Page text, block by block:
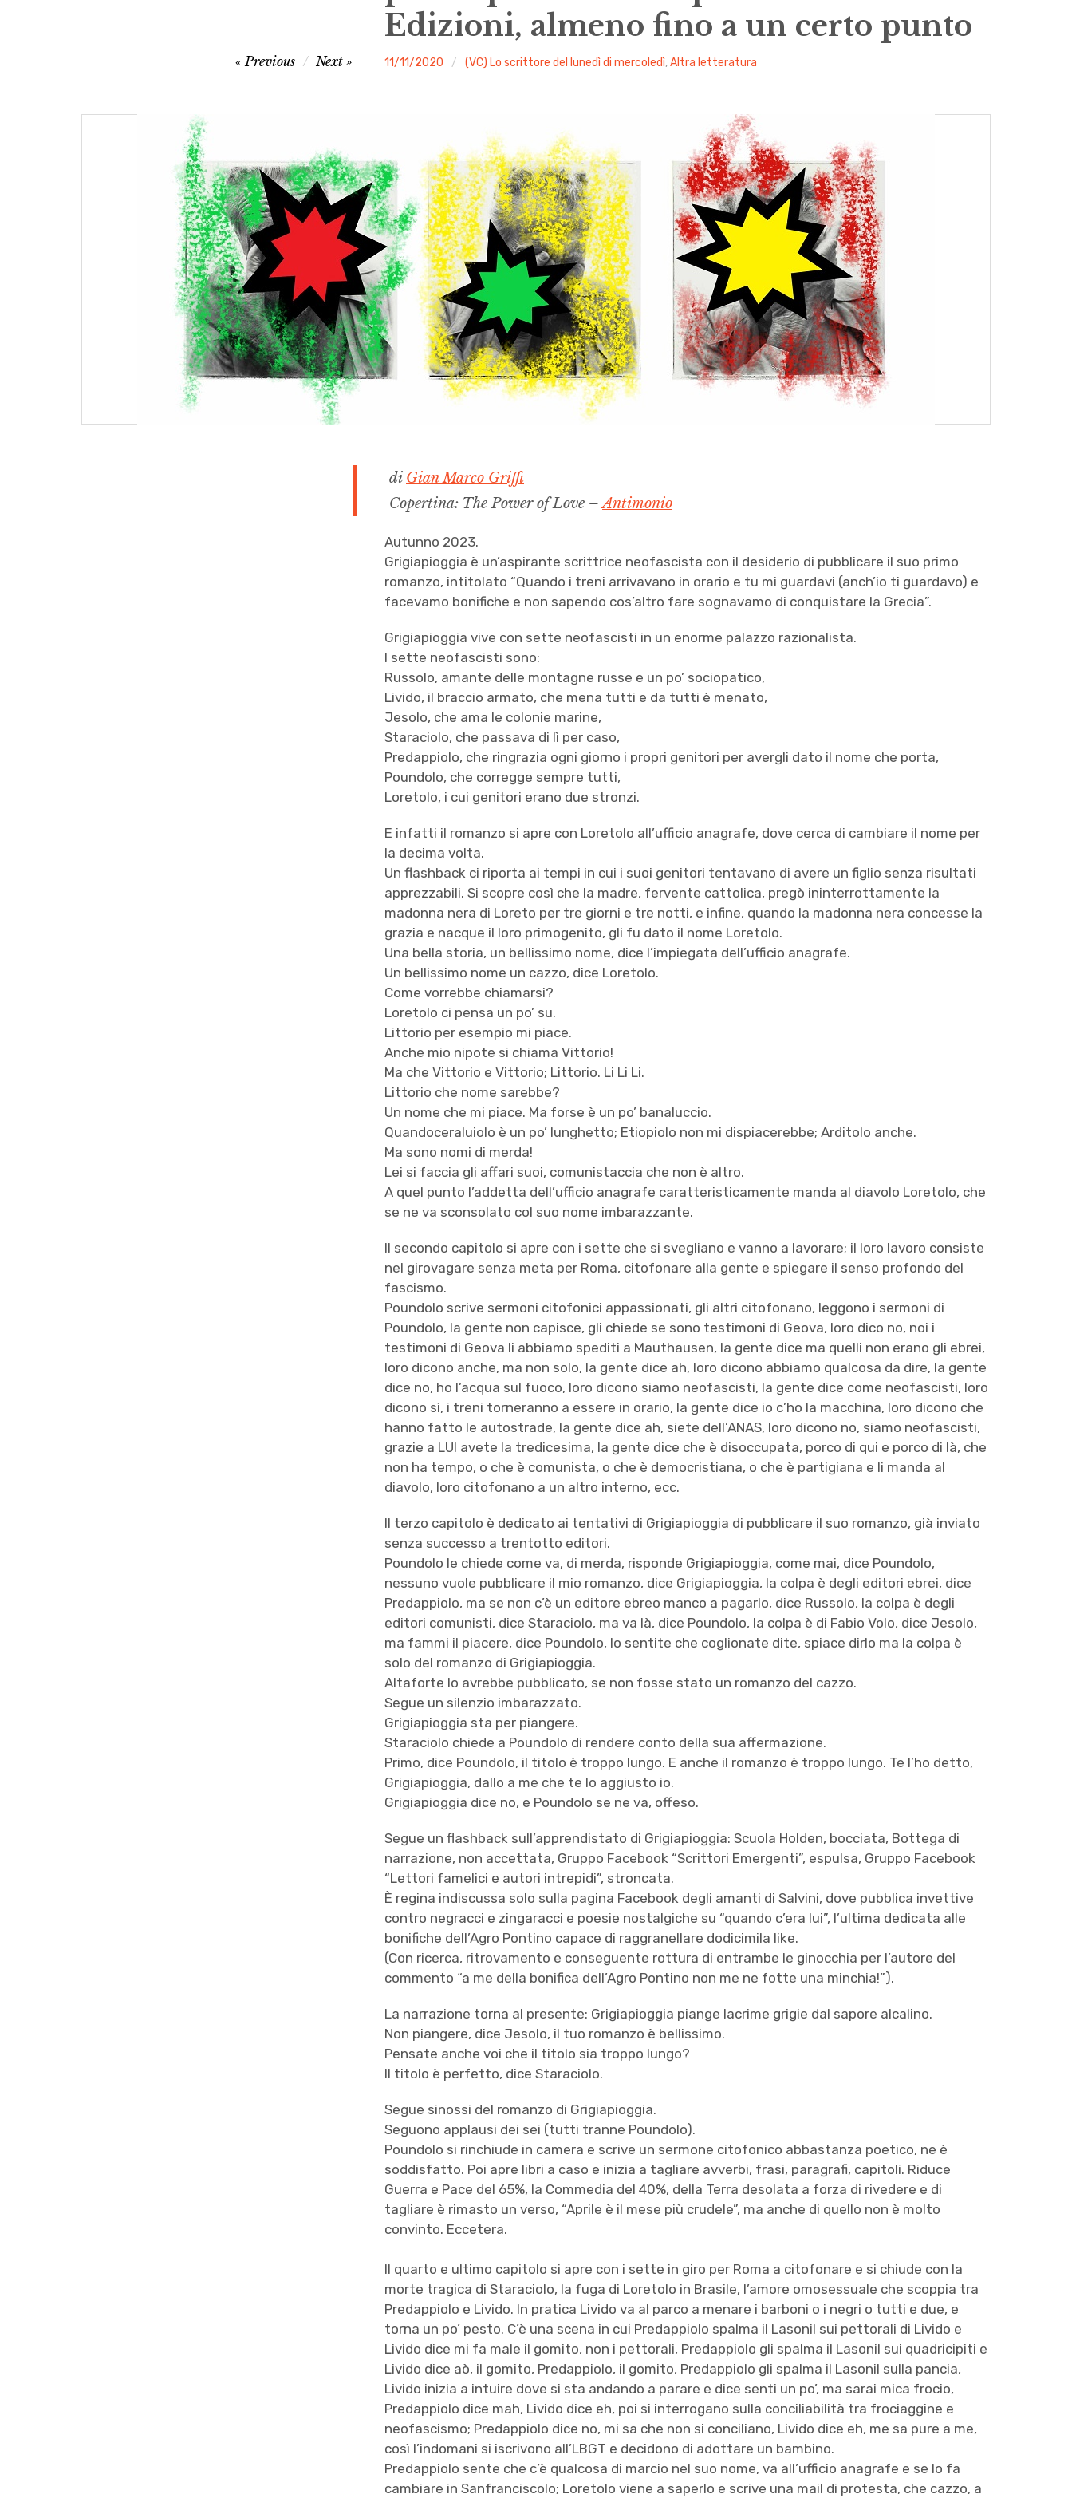
Edizioni, almeno fino a un certo punto
malgrado
11/11/2020 (VC) Lo scrittore del lunedì di mercoledì,Altra letteratura
Previous Next
di Gian Marco Griffi
Copertina: The Power of Love –Antimonio
Autunno 2023.
Grigiapioggia è un’aspirante scrittrice neofascista con il desiderio di pubblicare il suo primo
romanzo, intitolato “Quando i treni arrivavano in orario e tu mi guardavi (anch’io ti guardavo) e
facevamo bonifiche e non sapendo cos’altro fare sognavamo di conquistare la Grecia”.
Grigiapioggia vive con sette neofascisti in un enorme palazzo razionalista.
I sette neofascisti sono:
Russolo, amante delle montagne russe e un po’ sociopatico,
Livido, il braccio armato, che mena tutti e da tutti è menato,
Jesolo, che ama le colonie marine,
Staraciolo, che passava di lì per caso,
Predappiolo, che ringrazia ogni giorno i propri genitori per avergli dato il nome che porta,
Poundolo, che corregge sempre tutti,
Loretolo, i cui genitori erano due stronzi.
E infatti il romanzo si apre con Loretolo all’ufficio anagrafe, dove cerca di cambiare il nome per
la decima volta.
Un flashback ci riporta ai tempi in cui i suoi genitori tentavano di avere un figlio senza risultati
apprezzabili. Si scopre così che la madre, fervente cattolica, pregò ininterrottamente la
madonna nera di Loreto per tre giorni e tre notti, e infine, quando la madonna nera concesse la
grazia e nacque il loro primogenito, gli fu dato il nome Loretolo.
Una bella storia, un bellissimo nome, dice l’impiegata dell’ufficio anagrafe.
Un bellissimo nome un cazzo, dice Loretolo.
Come vorrebbe chiamarsi?
Loretolo ci pensa un po’ su.
Littorio per esempio mi piace.
Anche mio nipote si chiama Vittorio!
Ma che Vittorio e Vittorio; Littorio. Li Li Li.
Littorio che nome sarebbe?
Un nome che mi piace. Ma forse è un po’ banaluccio.
Quandoceraluiolo è un po’ lunghetto; Etiopiolo non mi dispiacerebbe; Arditolo anche.
Ma sono nomi di merda!
Lei si faccia gli affari suoi, comunistaccia che non è altro.
A quel punto l’addetta dell’ufficio anagrafe caratteristicamente manda al diavolo Loretolo, che
se ne va sconsolato col suo nome imbarazzante.
Il secondo capitolo si apre con i sette che si svegliano e vanno a lavorare; il loro lavoro consiste
nel girovagare senza meta per Roma, citofonare alla gente e spiegare il senso profondo del
fascismo.
Poundolo scrive sermoni citofonici appassionati, gli altri citofonano, leggono i sermoni di
Poundolo, la gente non capisce, gli chiede se sono testimoni di Geova, loro dico no, noi i
testimoni di Geova li abbiamo spediti a Mauthausen, la gente dice ma quelli non erano gli ebrei,
loro dicono anche, ma non solo, la gente dice ah, loro dicono abbiamo qualcosa da dire, la gente
dice no, ho l’acqua sul fuoco, loro dicono siamo neofascisti, la gente dice come neofascisti, loro
dicono sì, i treni torneranno a essere in orario, la gente dice io c’ho la macchina, loro dicono che
hanno fatto le autostrade, la gente dice ah, siete dell’ANAS, loro dicono no, siamo neofascisti,
grazie a LUI avete la tredicesima, la gente dice che è disoccupata, porco di qui e porco di là, che
non ha tempo, o che è comunista, o che è democristiana, o che è partigiana e li manda al
diavolo, loro citofonano a un altro interno, ecc.
Il terzo capitolo è dedicato ai tentativi di Grigiapioggia di pubblicare il suo romanzo, già inviato
senza successo a trentotto editori.
Poundolo le chiede come va, di merda, risponde Grigiapioggia, come mai, dice Poundolo,
nessuno vuole pubblicare il mio romanzo, dice Grigiapioggia, la colpa è degli editori ebrei, dice
Predappiolo, ma se non c’è un editore ebreo manco a pagarlo, dice Russolo, la colpa è degli
editori comunisti, dice Staraciolo, ma va là, dice Poundolo, la colpa è di Fabio Volo, dice Jesolo,
ma fammi il piacere, dice Poundolo, lo sentite che coglionate dite, spiace dirlo ma la colpa è
solo del romanzo di Grigiapioggia.
Altaforte lo avrebbe pubblicato, se non fosse stato un romanzo del cazzo.
Segue un silenzio imbarazzato.
Grigiapioggia sta per piangere.
Staraciolo chiede a Poundolo di rendere conto della sua affermazione.
Primo, dice Poundolo, il titolo è troppo lungo. E anche il romanzo è troppo lungo. Te l’ho detto,
Grigiapioggia, dallo a me che te lo aggiusto io.
Grigiapioggia dice no, e Poundolo se ne va, offeso.
Segue un flashback sull’apprendistato di Grigiapioggia: Scuola Holden, bocciata, Bottega di
narrazione, non accettata, Gruppo Facebook “Scrittori Emergenti”, espulsa, Gruppo Facebook
“Lettori famelici e autori intrepidi”, stroncata.
È regina indiscussa solo sulla pagina Facebook degli amanti di Salvini, dove pubblica invettive
contro negracci e zingaracci e poesie nostalgiche su “quando c’era lui”, l’ultima dedicata alle
bonifiche dell’Agro Pontino capace di raggranellare dodicimila like.
(Con ricerca, ritrovamento e conseguente rottura di entrambe le ginocchia per l’autore del
commento “a me della bonifica dell’Agro Pontino non me ne fotte una minchia!”).
La narrazione torna al presente: Grigiapioggia piange lacrime grigie dal sapore alcalino.
Non piangere, dice Jesolo, il tuo romanzo è bellissimo.
Pensate anche voi che il titolo sia troppo lungo?
Il titolo è perfetto, dice Staraciolo.
Segue sinossi del romanzo di Grigiapioggia.
Seguono applausi dei sei (tutti tranne Poundolo).
Poundolo si rinchiude in camera e scrive un sermone citofonico abbastanza poetico, ne è
soddisfatto. Poi apre libri a caso e inizia a tagliare avverbi, frasi, paragrafi, capitoli. Riduce
Guerra e Pace del 65%, la Commedia del 40%, della Terra desolata a forza di rivedere e di
tagliare è rimasto un verso, “Aprile è il mese più crudele”, ma anche di quello non è molto
convinto. Eccetera.
Il quarto e ultimo capitolo si apre con i sette in giro per Roma a citofonare e si chiude con la
morte tragica di Staraciolo, la fuga di Loretolo in Brasile, l’amore omosessuale che scoppia tra
Predappiolo e Livido. In pratica Livido va al parco a menare i barboni o i negri o tutti e due, e
torna un po’ pesto. C’è una scena in cui Predappiolo spalma il Lasonil sui pettorali di Livido e
Livido dice mi fa male il gomito, non i pettorali, Predappiolo gli spalma il Lasonil sui quadricipiti e
Livido dice aò, il gomito, Predappiolo, il gomito, Predappiolo gli spalma il Lasonil sulla pancia,
Livido inizia a intuire dove si sta andando a parare e dice senti un po’, ma sarai mica frocio,
Predappiolo dice mah, Livido dice eh, poi si interrogano sulla conciliabilità tra frociaggine e
neofascismo; Predappiolo dice no, mi sa che non si conciliano, Livido dice eh, me sa pure a me,
così l’indomani si iscrivono all’LBGT e decidono di adottare un bambino.
Predappiolo sente che c’è qualcosa di marcio nel suo nome, va all’ufficio anagrafe e se lo fa
cambiare in Sanfranciscolo; Loretolo viene a saperlo e scrive una mail di protesta, che cazzo, a